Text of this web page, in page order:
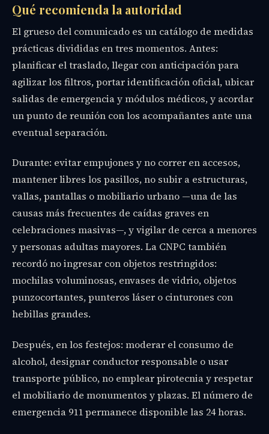
Qué recomienda la autoridad
El grueso del comunicado es un catálogo de medidas
prácticas divididas en tres momentos. Antes:
planificar el traslado, llegar con anticipación para
agilizar los filtros, portar identificación oficial, ubicar
salidas de emergencia y módulos médicos, y acordar
un punto de reunión con los acompañantes ante una
eventual separación.
Durante: evitar empujones y no correr en accesos,
mantener libres los pasillos, no subir a estructuras,
vallas, pantallas o mobiliario urbano —una de las
causas más frecuentes de caídas graves en
celebraciones masivas—, y vigilar de cerca a menores
y personas adultas mayores. La CNPC también
recordó no ingresar con objetos restringidos:
mochilas voluminosas, envases de vidrio, objetos
punzocortantes, punteros láser o cinturones con
hebillas grandes.
Después, en los festejos: moderar el consumo de
alcohol, designar conductor responsable o usar
transporte público, no emplear pirotecnia y respetar
el mobiliario de monumentos y plazas. El número de
emergencia 911 permanece disponible las 24 horas.